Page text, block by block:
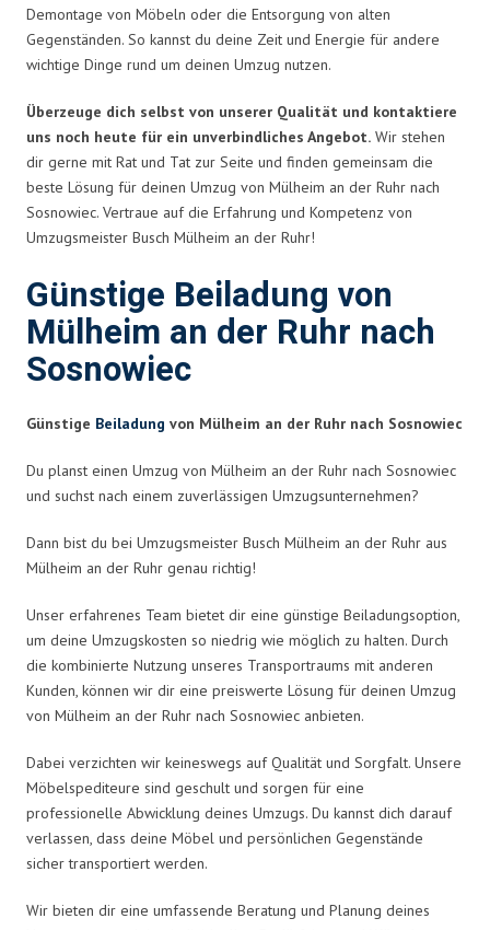
Demontage von Möbeln oder die Entsorgung von alten
Gegenständen. So kannst du deine Zeit und Energie für andere
wichtige Dinge rund um deinen Umzug nutzen.
Überzeuge dich selbst von unserer Qualität und kontaktiere
uns noch heute für ein unverbindliches Angebot. Wir stehen
dir gerne mit Rat und Tat zur Seite und finden gemeinsam die
beste Lösung für deinen Umzug von Mülheim an der Ruhr nach
Sosnowiec. Vertraue auf die Erfahrung und Kompetenz von
Umzugsmeister Busch Mülheim an der Ruhr!
Günstige Beiladung von
Mülheim an der Ruhr nach
Sosnowiec
Günstige Beiladung von Mülheim an der Ruhr nach Sosnowiec
Du planst einen Umzug von Mülheim an der Ruhr nach Sosnowiec
und suchst nach einem zuverlässigen Umzugsunternehmen?
Dann bist du bei Umzugsmeister Busch Mülheim an der Ruhr aus
Mülheim an der Ruhr genau richtig!
Unser erfahrenes Team bietet dir eine günstige Beiladungsoption,
um deine Umzugskosten so niedrig wie möglich zu halten. Durch
die kombinierte Nutzung unseres Transportraums mit anderen
Kunden, können wir dir eine preiswerte Lösung für deinen Umzug
von Mülheim an der Ruhr nach Sosnowiec anbieten.
Dabei verzichten wir keineswegs auf Qualität und Sorgfalt. Unsere
Möbelspediteure sind geschult und sorgen für eine
professionelle Abwicklung deines Umzugs. Du kannst dich darauf
verlassen, dass deine Möbel und persönlichen Gegenstände
sicher transportiert werden.
Wir bieten dir eine umfassende Beratung und Planung deines